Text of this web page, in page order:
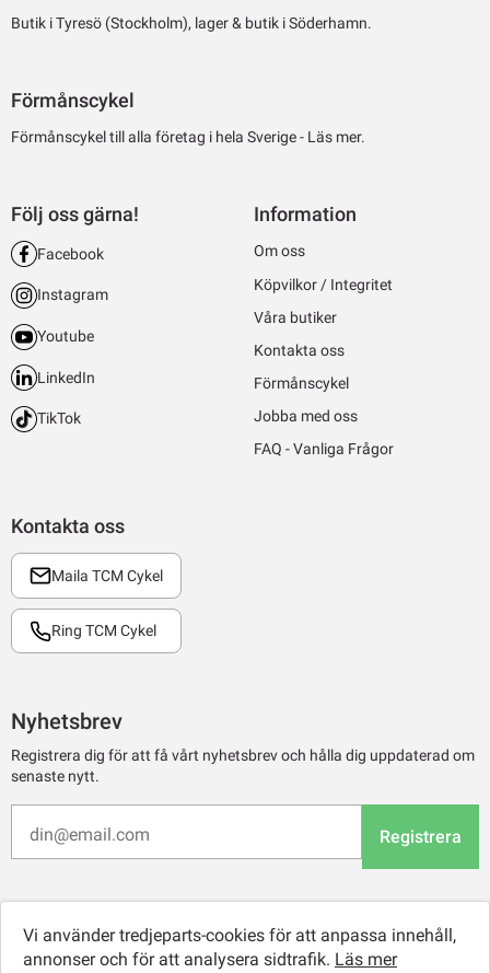
Butik i Tyresö (Stockholm), lager & butik i Söderhamn.
Förmånscykel
Förmånscykel till alla företag i hela Sverige - Läs mer.
Kontakta oss
Maila TCM Cykel
Ring TCM Cykel
Följ oss gärna!
Facebook
Instagram
Youtube
LinkedIn
TikTok
Information
Om oss
Köpvilkor / Integritet
Våra butiker
Kontakta oss
Förmånscykel
Jobba med oss
FAQ - Vanliga Frågor
Nyhetsbrev
Registrera dig för att få vårt nyhetsbrev och hålla dig uppdaterad om
senaste nytt.
Registrera
Vi använder tredjeparts-cookies för att anpassa innehåll,
annonser och för att analysera sidtrafik. Läs mer